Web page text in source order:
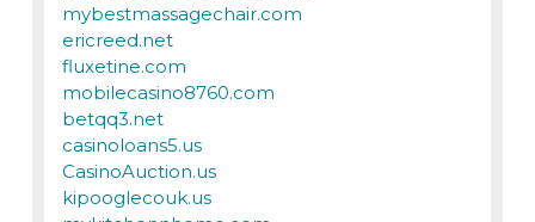
mybestmassagechair.com
ericreed.net
fluxetine.com
mobilecasino8760.com
betqq3.net
casinoloans5.us
CasinoAuction.us
kipooglecouk.us